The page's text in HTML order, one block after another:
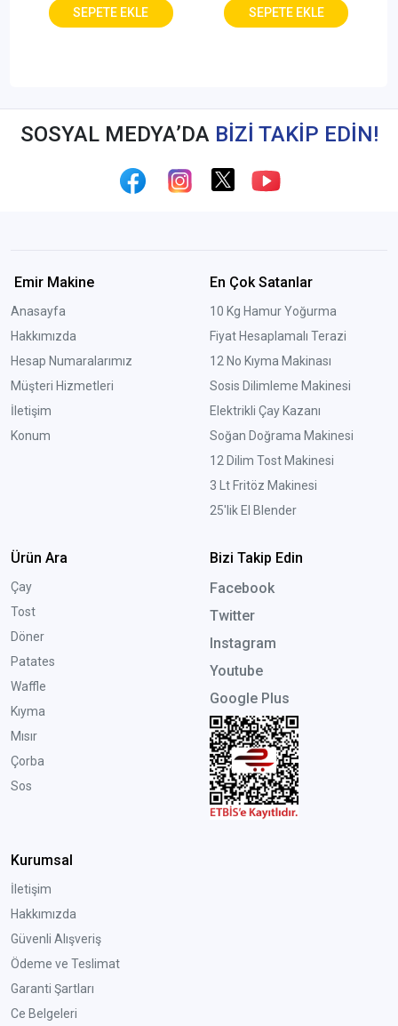
SOSYAL MEDYA’DA BİZİ TAKİP EDİN!
Emir Makine
Anasayfa
Hakkımızda
Hesap Numaralarımız
Müşteri Hizmetleri
İletişim
Konum
En Çok Satanlar
10 Kg Hamur Yoğurma
Fiyat Hesaplamalı Terazi
12 No Kıyma Makinası
Sosis Dilimleme Makinesi
Elektrikli Çay Kazanı
Soğan Doğrama Makinesi
12 Dilim Tost Makinesi
3 Lt Fritöz Makinesi
25'lik El Blender
Ürün Ara
Çay
Tost
Döner
Patates
Waffle
Kıyma
Mısır
Çorba
Sos
Bizi Takip Edin
Facebook
Twitter
Instagram
Youtube
Google Plus
Kurumsal
İletişim
Hakkımızda
Güvenli Alışveriş
Ödeme ve Teslimat
Garanti Şartları
Ce Belgeleri